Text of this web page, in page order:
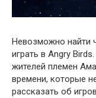
Невозможно найти
играть в Angry
жителей племен
времени, которые
рассказать об